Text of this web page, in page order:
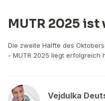
MUTR 2025 ist
Die zweite Hälfte des
- MUTR 2025 liegt erfolgreich
Vejdulka